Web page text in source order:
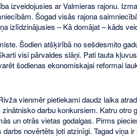
izveidojusies ar Valmieras rajonu.
Šogad visās rajona
izlīdzinājusies – Kā domājat – kāds
Šodien atšķirībā no sešdesmito
visi pārvaldes slāņi. Pati tauta
šodienas ekonomiskajai reformai
vienmēr pietiekami daudz laika
darbu konkursiem. Katru
un otrās vietas godalgas. Pirms
novērtēts ļoti atzinīgi. Tagad viņa